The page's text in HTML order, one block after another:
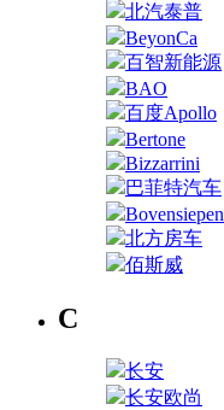
北汽泰普
BeyonCa
百智新能源
BAO
百度Apollo
Bertone
Bizzarrini
巴菲特汽车
Bovensiepen
北方房车
佰斯威
C
长安
长安欧尚